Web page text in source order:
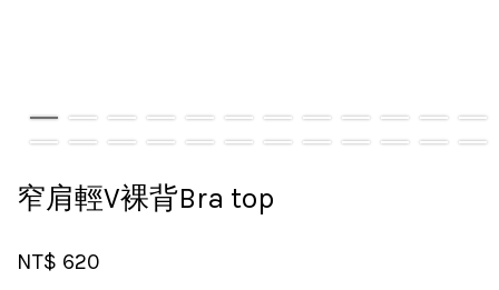
窄肩輕V裸背Bra top
NT$ 620